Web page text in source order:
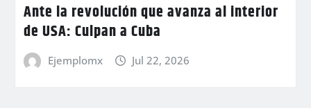
Ante la revolución que avanza al interior
de USA: Culpan a Cuba
Ejemplomx Jul 22, 2026